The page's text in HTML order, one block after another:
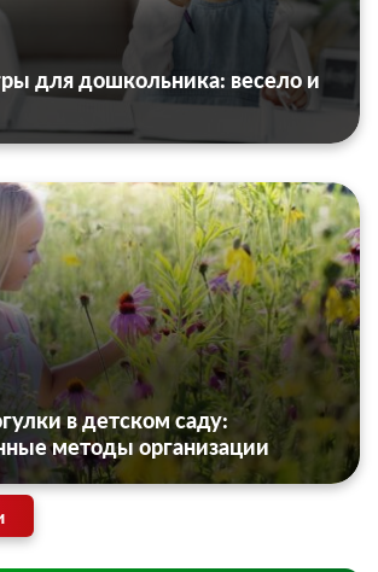
для дошкольника: весело и
в детском саду:
методы организации